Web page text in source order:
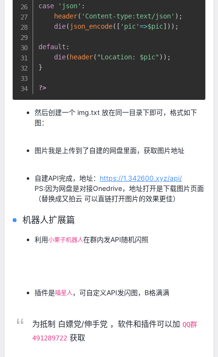
case
'json' :
header( 'Content-type:text/json' ) ;
die( json_encode( [ 'pic'=>$pic] ) ) ;
default :
die( header( "Location: $pic" ) ) ;
}
?>
然后创建一个 img.txt 放在同一目录下即可，格式如下
图：
图片我是上传到了自建的网盘里面，获取图片地址
自建API完成，地址： https://1.342600.xyz/api/
PS:因为网盘是对接Onedrive，地址打开是下载图片页面
（替换成又拍云 可以直链打开图片的效果更佳）
机器人扩展篇
利用小栗子机器人在群内发API随机闪照
插件是喵星人 ，可自定义API发闪图，B格满满
为抵制 白嫖党/伸手党 ，软件和插件可以加 QQ群
491289722 获取